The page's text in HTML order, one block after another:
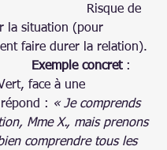
la situation (pour
faire durer la relation).
                          Exemple concret
:
face à une
: « Je comprends
Mme X., mais prenons
comprendre tous les